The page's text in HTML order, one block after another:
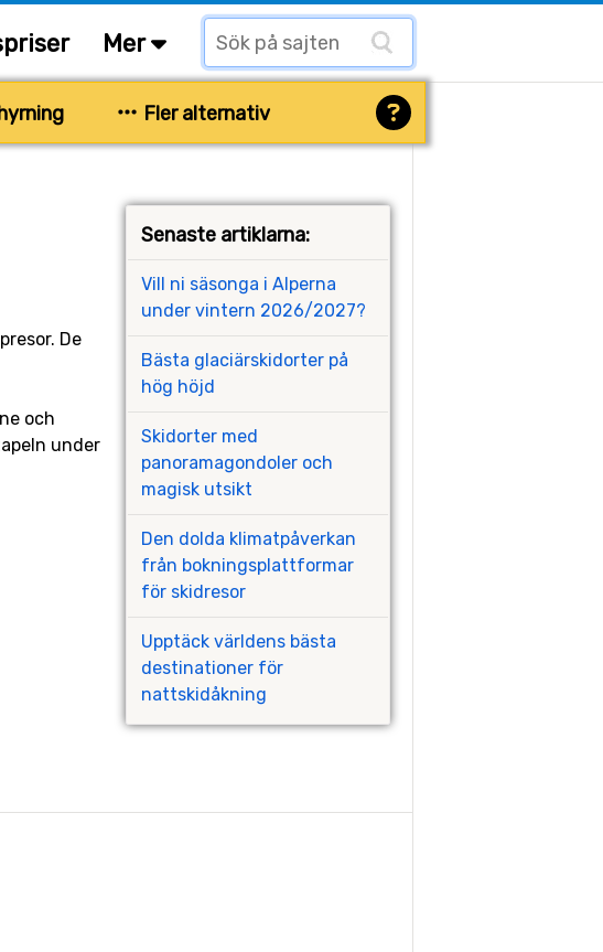
Mer
Fler alternativ
Senaste artiklarna:
Vill ni säsonga i Alperna
under vintern 2026/2027?
Bästa glaciärskidorter på
hög höjd
Skidorter med
panoramagondoler och
magisk utsikt
Den dolda klimatpåverkan
från bokningsplattformar
för skidresor
Upptäck världens bästa
destinationer för
nattskidåkning
De
och
under